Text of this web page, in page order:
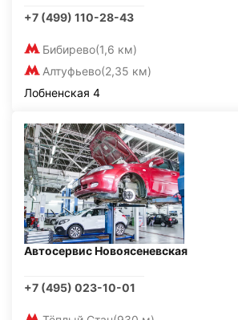
+7 (499) 110-28-43
Бибирево(1,6 км)
Алтуфьево(2,35 км)
Лобненская 4
Автосервис Новоясеневская
+7 (495) 023-10-01